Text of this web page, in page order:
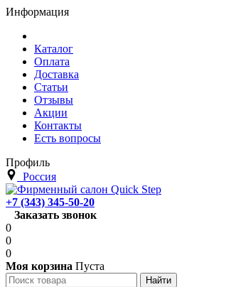
Информация
Каталог
Оплата
Доставка
Статьи
Отзывы
Акции
Контакты
Есть вопросы
Профиль
Россия
+7 (343) 345-50-20
Заказать звонок
0
0
0
Моя корзина Пуста